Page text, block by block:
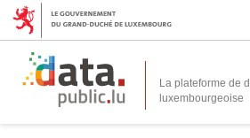
La plateforme de